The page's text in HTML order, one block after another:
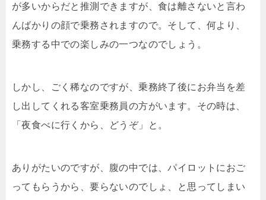
が多いからだと推測できますが、食は離さないと言わ
んばかりの顔で乗務されますので。そして、何より、
乗務する中での楽しみの一つなのでしょう。
しかし、ごく稀なのですが、乗務終了後にお弁当を差
し出してくれる客室乗務員の方がいます。その時は、
「夜食べに行くから、どうぞ」と。
ありがたいのですが、腹の中では、パイロットにおご
ってもらうから、要らないのでしょ、と思ってしまい